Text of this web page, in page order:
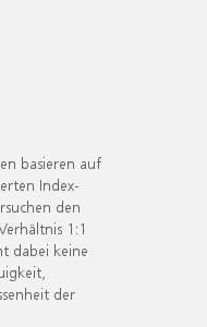
basieren auf
Index-
den
1:1
dabei keine
der